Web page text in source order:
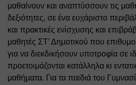
μαθαίνουν και αναπτύσσουν τις
δεξιότητες, σε ένα ευχάριστο
και πρακτικές ενίσχυσης και
μαθητές ΣΤ’ Δημοτικού που
για να διεκδικήσουν υποτροφία σε
προετοιμάζονται κατάλληλα κι
μαθήματα. Για τα παιδιά του